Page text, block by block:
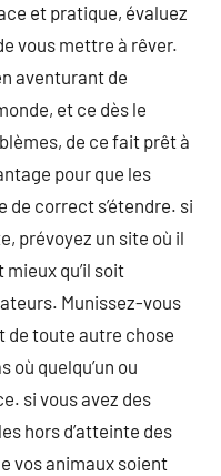
et pratique, évaluez
vous mettre à rêver.
aventurant de
et ce dès le
de ce fait prêt à
pour que les
de correct s’étendre. si
prévoyez un site où il
qu’il soit
Munissez-vous
de toute autre chose
où quelqu’un ou
si vous avez des
hors d’atteinte des
vos animaux soient